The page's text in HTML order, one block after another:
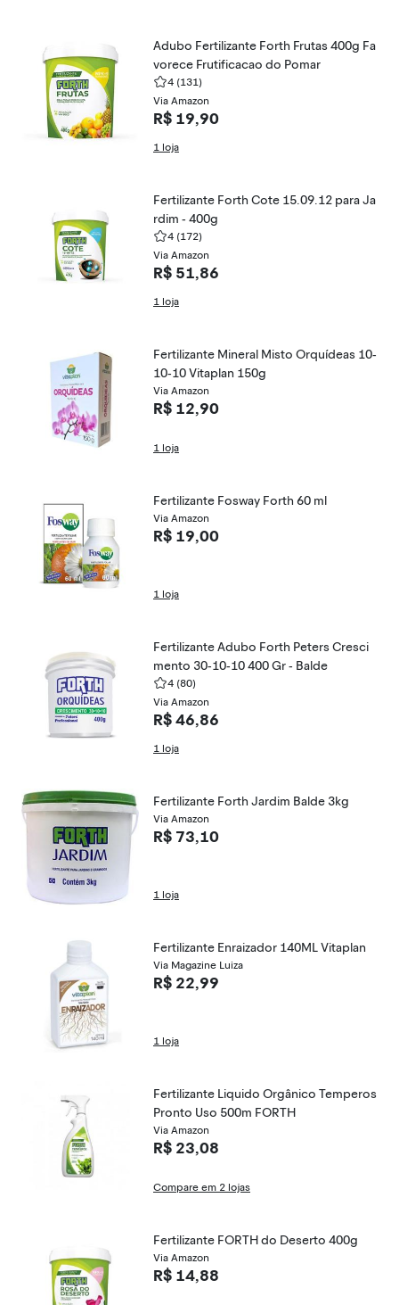
Adubo Fertilizante Forth Frutas 400g Fa
vorece Frutificacao do Pomar
4 (131)
Via Amazon
R$ 19,90
1 loja
Fertilizante Forth Cote 15.09.12 para Ja
rdim - 400g
4 (172)
Via Amazon
R$ 51,86
1 loja
Fertilizante Mineral Misto Orquídeas 10-
10-10 Vitaplan 150g
Via Amazon
R$ 12,90
1 loja
Fertilizante Fosway Forth 60 ml
Via Amazon
R$ 19,00
1 loja
Fertilizante Adubo Forth Peters Cresci
mento 30-10-10 400 Gr - Balde
4 (80)
Via Amazon
R$ 46,86
1 loja
Fertilizante Forth Jardim Balde 3kg
Via Amazon
R$ 73,10
1 loja
Fertilizante Enraizador 140ML Vitaplan
Via Magazine Luiza
R$ 22,99
1 loja
Fertilizante Liquido Orgânico Temperos
Pronto Uso 500m FORTH
Via Amazon
R$ 23,08
Compare em 2 lojas
Fertilizante FORTH do Deserto 400g
Via Amazon
R$ 14,88